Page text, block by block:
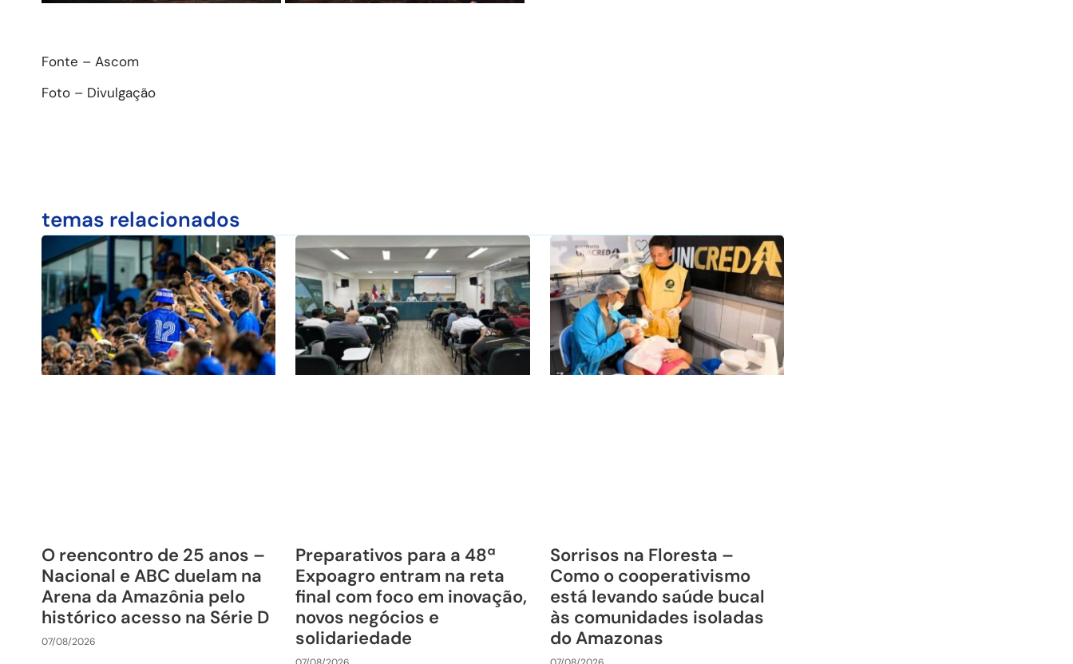
Fonte – Ascom
Foto – Divulgação
temas relacionados
O reencontro de 25 anos –
Nacional e ABC duelam na
Arena da Amazônia pelo
histórico acesso na Série D
07/08/2026
Preparativos para a 48ª
Expoagro entram na reta
final com foco em inovação,
novos negócios e
solidariedade
Sorrisos na Floresta –
Como o cooperativismo
está levando saúde bucal
às comunidades isoladas
do Amazonas